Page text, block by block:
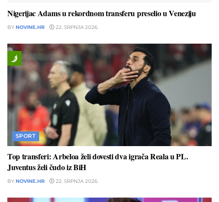
Nigerijac Adams u rekordnom transferu preselio u Veneziju
BY NOVINE.HR 22. SRPNJA 2026.
SPORT
Top transferi: Arbeloa želi dovesti dva igrača Reala u PL.
Juventus želi čudo iz BiH
BY NOVINE.HR 22. SRPNJA 2026.